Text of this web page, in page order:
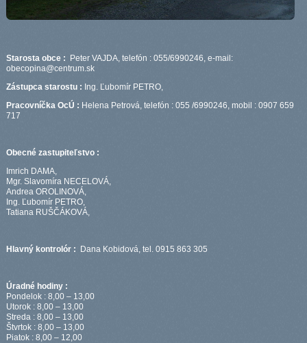
Starosta obce : Peter VAJDA, telefón : 055/6990246, e-mail:
obecopina@centrum.sk
Zástupca starostu : Ing. Ľubomír PETRO,
Pracovníčka OcÚ : Helena Petrová, telefón : 055 /6990246, mobil : 0907 659
717
Obecné zastupiteľstvo :
Imrich DAMA,
Mgr. Slavomíra NECELOVÁ,
Andrea OROLINOVÁ,
Ing. Ľubomír PETRO,
Tatiana RUŠČÁKOVÁ,
Hlavný kontrolór : Dana Kobidová, tel. 0915 863 305
Úradné hodiny :
Pondelok : 8,00 – 13,00
Utorok : 8,00 – 13,00
Streda : 8,00 – 13,00
Štvrtok : 8,00 – 13,00
Piatok : 8,00 – 12,00